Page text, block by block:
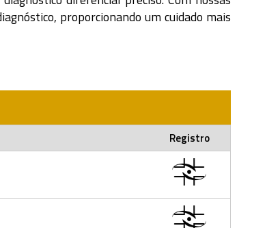
proporcionando um cuidado mais
Registro